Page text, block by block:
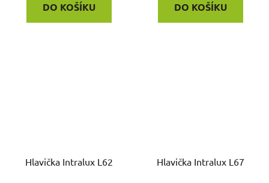
DO KOŠÍKU DO KOŠÍKU
Hlavička Intralux L62 Hlavička Intralux L67